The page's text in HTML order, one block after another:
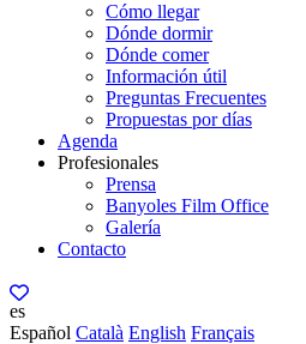
Cómo llegar
Dónde dormir
Dónde comer
Información útil
Preguntas Frecuentes
Propuestas por días
Agenda
Profesionales
Prensa
Banyoles Film Office
Galería
Contacto
es
Español Català English Français